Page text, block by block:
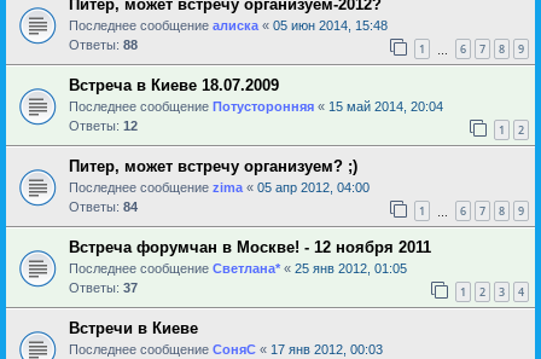
Питер, может встречу организуем-2012?
Последнее сообщение алиска « 05 июн 2014, 15:48
Ответы: 88 1 6 7 8 9
Встреча в Киеве 18.07.2009
Последнее сообщение Потусторонняя « 15 май 2014, 20:04
Ответы: 12 1 2
Питер, может встречу организуем? ;)
Последнее сообщение zima « 05 апр 2012, 04:00
Ответы: 84 1 6 7 8 9
Встреча форумчан в Москве! - 12 ноября 2011
Последнее сообщение Светлана* « 25 янв 2012, 01:05
Ответы: 37 1 2 3 4
Встречи в Киеве
Последнее сообщение СоняС « 17 янв 2012, 00:03